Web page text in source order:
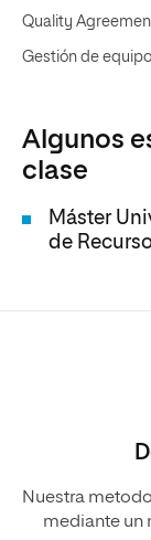
Quality
Gestión de
Algunos
clase
Máster
de
Nuestra
mediante un